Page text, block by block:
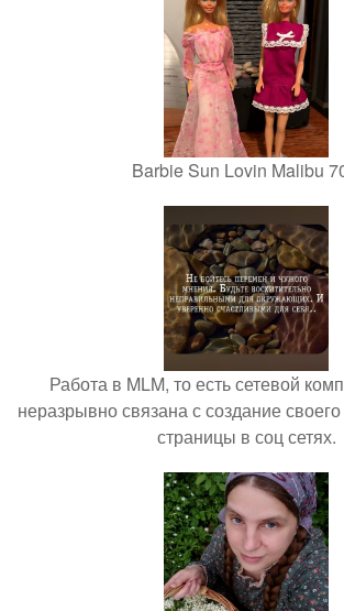
Barbie Sun Lovin Malibu
Работа в MLM, то есть сетевой
неразрывно связана с создание
страницы в соц сетях.